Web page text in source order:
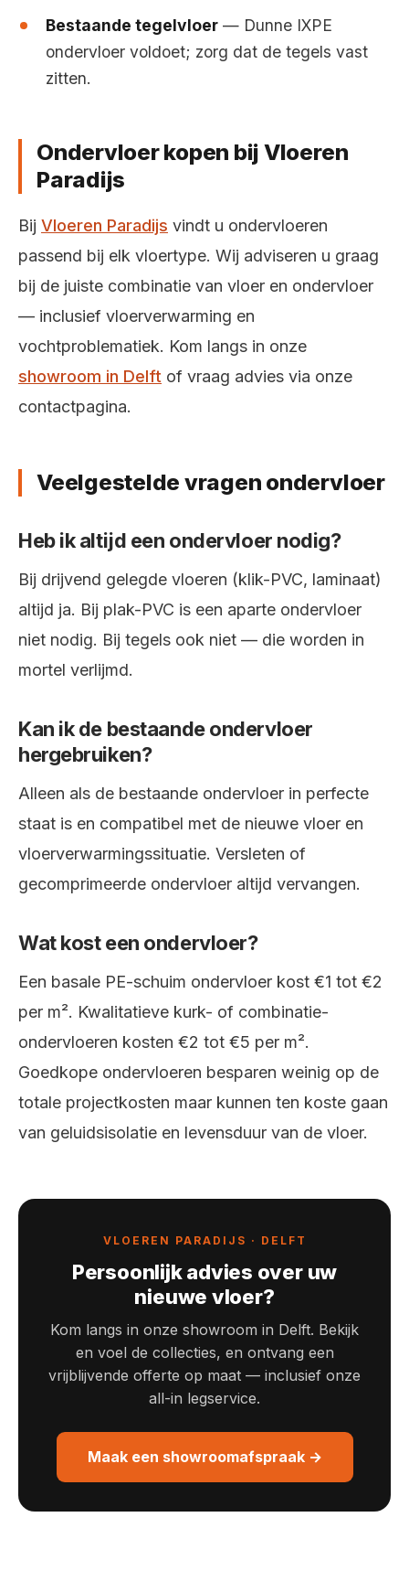
Bestaande tegelvloer — Dunne IXPE
ondervloer voldoet; zorg dat de tegels vast
zitten.
Ondervloer kopen bij Vloeren
Paradijs
Bij Vloeren Paradijs vindt u ondervloeren
passend bij elk vloertype. Wij adviseren u graag
bij de juiste combinatie van vloer en ondervloer
— inclusief vloerverwarming en
vochtproblematiek. Kom langs in onze
showroom in Delft of vraag advies via onze
contactpagina.
Veelgestelde vragen ondervloer
Heb ik altijd een ondervloer nodig?
Bij drijvend gelegde vloeren (klik-PVC, laminaat)
altijd ja. Bij plak-PVC is een aparte ondervloer
niet nodig. Bij tegels ook niet — die worden in
mortel verlijmd.
Kan ik de bestaande ondervloer
hergebruiken?
Alleen als de bestaande ondervloer in perfecte
staat is en compatibel met de nieuwe vloer en
vloerverwarmingssituatie. Versleten of
gecomprimeerde ondervloer altijd vervangen.
Wat kost een ondervloer?
Een basale PE-schuim ondervloer kost €1 tot €2
per m². Kwalitatieve kurk- of combinatie-
ondervloeren kosten €2 tot €5 per m².
Goedkope ondervloeren besparen weinig op de
totale projectkosten maar kunnen ten koste gaan
van geluidsisolatie en levensduur van de vloer.
VLOEREN PARADIJS · DELFT
Persoonlijk advies over uw
nieuwe vloer?
Kom langs in onze showroom in Delft. Bekijk
en voel de collecties, en ontvang een
vrijblijvende offerte op maat — inclusief onze
all-in legservice.
Maak een showroomafspraak →